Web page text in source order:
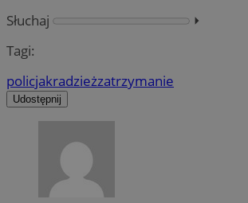
Słuchaj
⏵︎
Tagi:
policjakradzieżzatrzymanie
Udostępnij